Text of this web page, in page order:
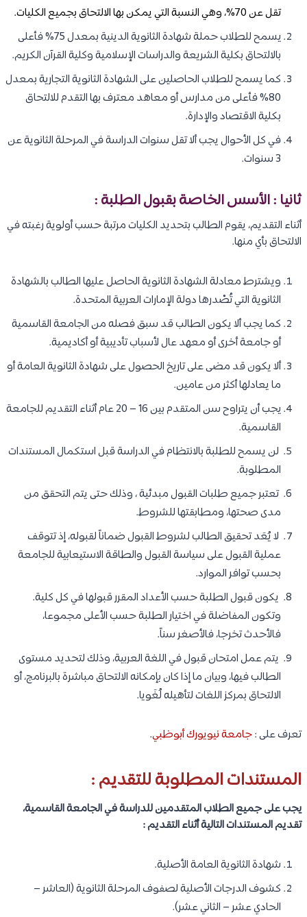
تقل عن 70%، وهي النسبة التي يمكن بها الالتحاق بجميع الكليات.
يسمح للطلاب حملة شهادة الثانوية الدينية بمعدل 75% فأعلى
بالالتحاق بكلية الشريعة والدراسات الإسلامية وكلية القرآن الكريم.
كما يسمح للطلاب الحاصلين على الشهادة الثانوية التجارية بمعدل
80% فأعلى من مدارس أو معاهد معترف بها التقدم للالتحاق
بكلية الاقتصاد والإدارة.
في كل الأحوال يجب ألا تقل سنوات الدراسة في المرحلة الثانوية عن
3 سنوات.
ثانيا : الأسس الخاصة بقبول الطلبة :
أثناء التقديم، يقوم الطالب بتحديد الكليات مرتبة حسب أولوية رغبته في
الالتحاق بأي منها.
ويشترط معادلة الشهادة الثانوية الحاصل عليها الطالب بالشهادة
الثانوية التي تُصْدرها دولة الإمارات العربية المتحدة.
كما يجب ألا يكون الطالب قد سبق فصله من الجامعة القاسمية
أو جامعة أخرى أو معهد عال لأسباب تأديبية أو أكاديمية.
ألا يكون قد مضى على تاريخ الحصول على شهادة الثانوية العامة أو
ما يعادلها أكثر من عامين.
يجب أن يتراوح سن المتقدم بين 16 – 20 عام أثناء التقديم للجامعة
القاسمية.
لن يسمح للطلبة بالانتظام في الدراسة قبل استكمال المستندات
المطلوبة.
تعتبر جميع طلبات القبول مبدئية ، وذلك حتى يتم التحقق من
مدى صحتها، ومطابقتها للشروط.
لا يُعَد تحقيق الطالب لشروط القبول ضماناً لقبوله، إذ تتوقف
عملية القبول على سياسة القبول والطاقة الاستيعابية للجامعة
بحسب توافر الموارد.
يكون قبول الطلبة حسب الأعداد المقرر قبولها في كل كلية.
وتكون المفاضلة في اختيار الطلبة حسب الأعلى مجموعا،
فالأحدث تخرجا، فالأصغر سناً.
يتم عمل امتحان قبول في اللغة العربية، وذلك لتحديد مستوى
الطالب فيها، وبيان ما إذا كان بإمكانه الالتحاق مباشرة بالبرنامج، أو
الالتحاق بمركز اللغات لتأهيله لُغَويا.
تعرف على :جامعة نيويورك أبوظبي.
المستندات المطلوبة للتقديم :
يجب على جميع الطلاب المتقدمين للدراسة في الجامعة القاسمية،
تقديم المستندات التالية أثناء التقديم :
شهادة الثانوية العامة الأصلية.
كشوف الدرجات الأصلية لصفوف المرحلة الثانوية (العاشر –
الحادي عشر – الثاني عشر).